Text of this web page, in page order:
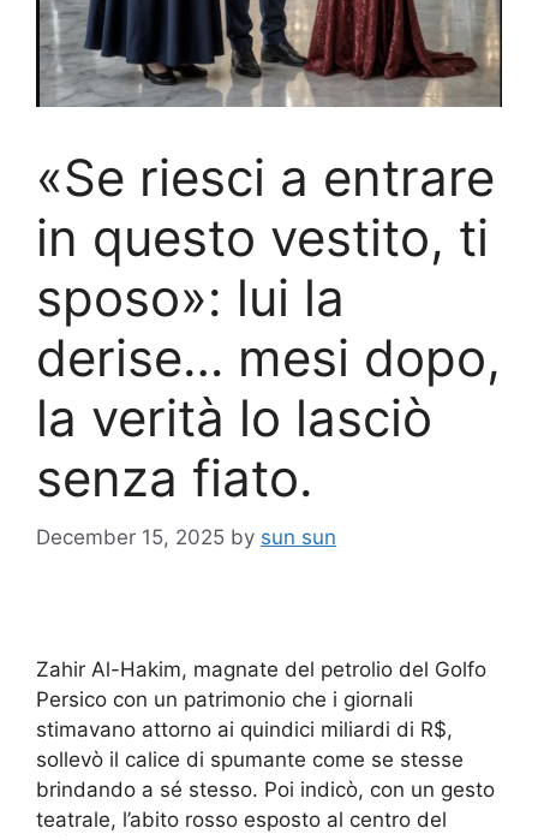
«Se riesci a entrare
in questo vestito, ti
sposo»: lui la
derise… mesi dopo,
la verità lo lasciò
senza fiato.
December 15, 2025 by sun sun
Zahir Al-Hakim, magnate del petrolio del Golfo
Persico con un patrimonio che i giornali
stimavano attorno ai quindici miliardi di R$,
sollevò il calice di spumante come se stesse
brindando a sé stesso. Poi indicò, con un gesto
teatrale, l’abito rosso esposto al centro del